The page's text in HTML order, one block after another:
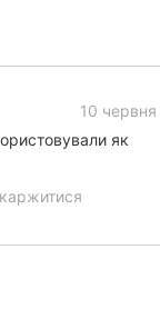
10
як